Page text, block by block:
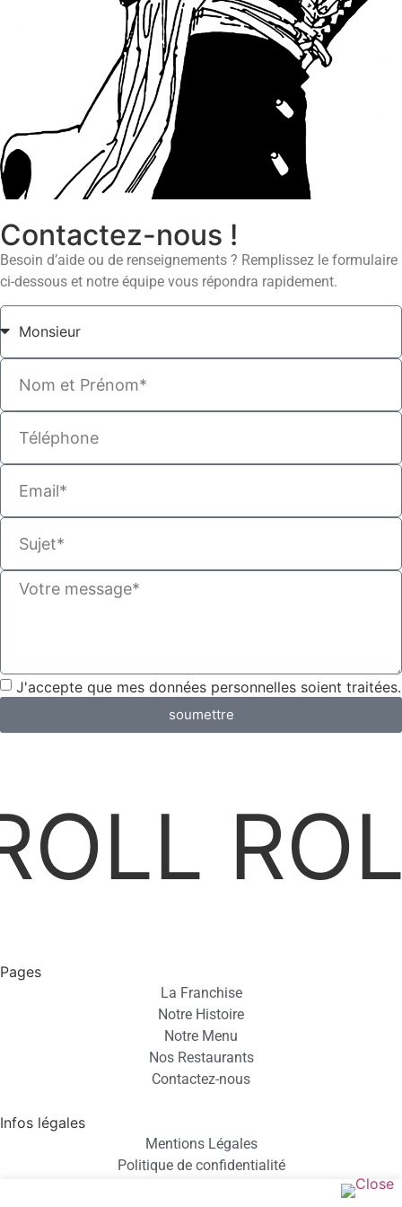
Contactez-nous !
Besoin d’aide ou de renseignements ? Remplissez le formulaire
ci-dessous et notre équipe vous répondra rapidement.
J'accepte que mes données personnelles soient traitées.
soumettre
Pages
La Franchise
Notre Histoire
Notre Menu
Nos Restaurants
Contactez-nous
Infos légales
Mentions Légales
Politique de confidentialité